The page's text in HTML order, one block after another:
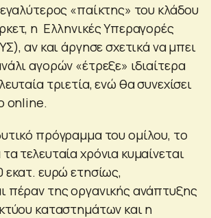
«παίκτης» του κλάδου
η Ελληνικές Υπεραγορές
αν και άργησε σχετικά να μπει
αγορών «έτρεξε» ιδιαίτερα
τριετία, ενώ θα συνεχίσει
online.
πρόγραμμα του ομίλου, το
τελευταία χρόνια κυμαίνεται
ευρώ ετησίως,
πέραν της οργανικής ανάπτυξης
καταστημάτων και η